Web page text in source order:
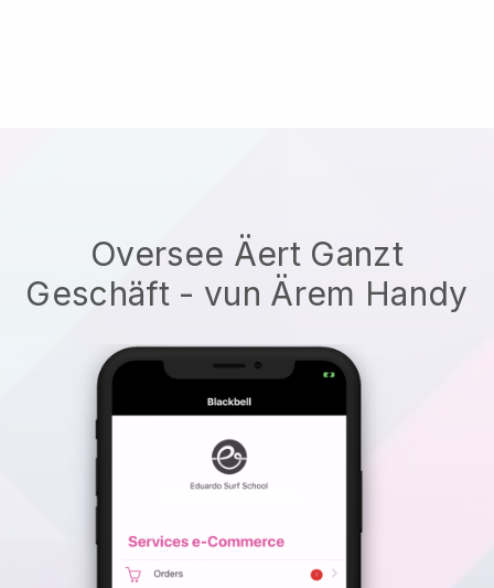
Oversee Äert Ganzt
Geschäft - vun Ärem Handy